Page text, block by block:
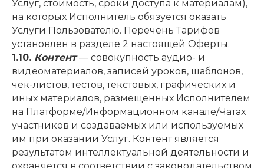
Услуг, стоимость, сроки доступа к материалам),
на которых Исполнитель обязуется оказать
Услуги Пользователю. Перечень Тарифов
установлен в разделе 2 настоящей Оферты.
1.10. Контент— совокупность аудио- и
видеоматериалов, записей уроков, шаблонов,
чек-листов, тестов, текстовых, графических и
иных материалов, размещенных Исполнителем
на Платформе/Информационном канале/Чатах
участников и создаваемых или используемых
им при оказании Услуг. Контент является
результатом интеллектуальной деятельности и